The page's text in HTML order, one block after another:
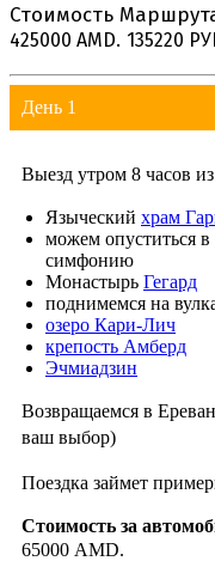
Стоимость
425000 AMD. 135220
День 1
Выезд утром 8 часов
Языческий храм
можем опуститься в
симфонию
Монастырь Гегард
поднимемся на
озеро Кари-Лич
крепость Амберд
Эчмиадзин
Возвращаемся в
ваш выбор)
Поездка займет
65000 AMD.